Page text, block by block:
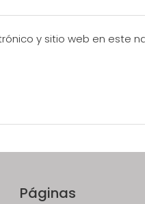
y sitio web en este
Páginas